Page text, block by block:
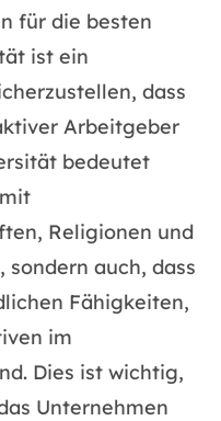
für die besten
ist ein
dass
Arbeitgeber
bedeutet
Religionen und
auch, dass
Fähigkeiten,
im
Dies ist wichtig,
Unternehmen